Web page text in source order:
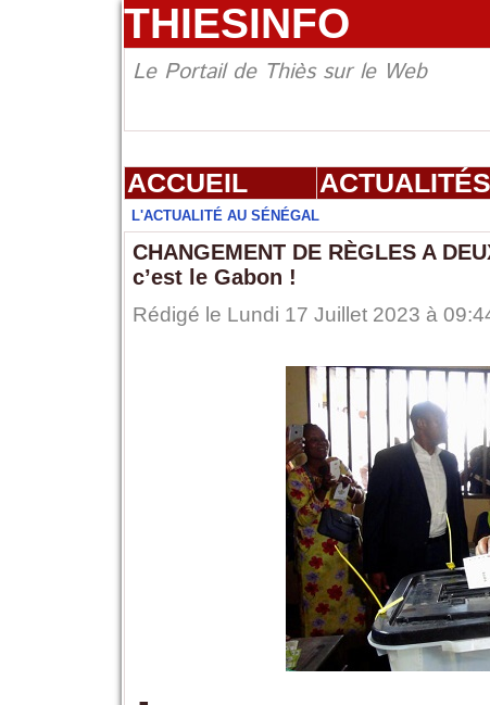
THIESINFO
Le Portail de Thiès sur le Web
ACCUEIL ACTUALITÉS
L'ACTUALITÉ AU SÉNÉGAL
CHANGEMENT DE RÈGLES A
c’est le Gabon !
Rédigé le Lundi 17 Juillet 2023 à